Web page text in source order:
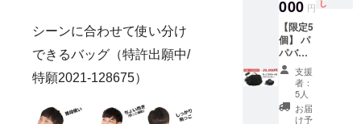
シーンに合わせて使い分け
できるバッグ（特許出願中/
特願2021-128675）
さい。
備考欄
に当プ
ロジェ
クトに
ついて
知った
きっか
けを教
ファス
ナーポ
ケット
×1、前
面ポ
ケッ
ト、背
面ポ
ケッ
囲：最
長
158cm
、最短
62cm（
バッグ
含む）
重量：
約640g
■仕様
リン、
ポリウ
レタン
等 ■ブ
ラック×
オレン
ジ ■サ
イズ
（約）
000 円 し
【限定5
個】 パ
パバッ
グだっ
こモデ
ル＋
（ぷら
す）SG
支援
者：
5人
お届
け予